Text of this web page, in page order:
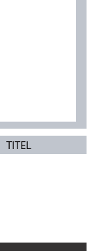
TITEL